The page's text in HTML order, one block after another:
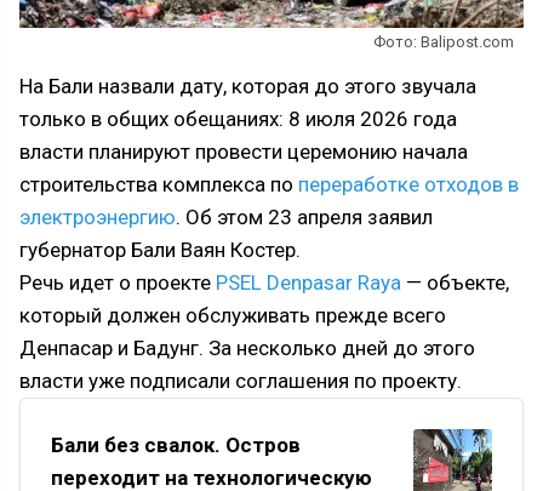
Фото: Balipost.com
На Бали назвали дату, которая до этого звучала
только в общих обещаниях: 8 июля 2026 года
власти планируют провести церемонию начала
строительства комплекса по переработке отходов в
электроэнергию. Об этом 23 апреля заявил
губернатор Бали Ваян Костер.
Речь идет о проекте PSEL Denpasar Raya — объекте,
который должен обслуживать прежде всего
Денпасар и Бадунг. За несколько дней до этого
власти уже подписали соглашения по проекту.
Бали без свалок. Остров
переходит на технологическую